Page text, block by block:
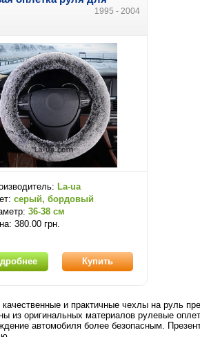
406
1995 - 2004
La-ua
серый, бордовый
36-38 см
380.00 грн.
Купить
и практичные чехлы на руль
из оригинальных материалов рулевые
автомобиля более безопасным.